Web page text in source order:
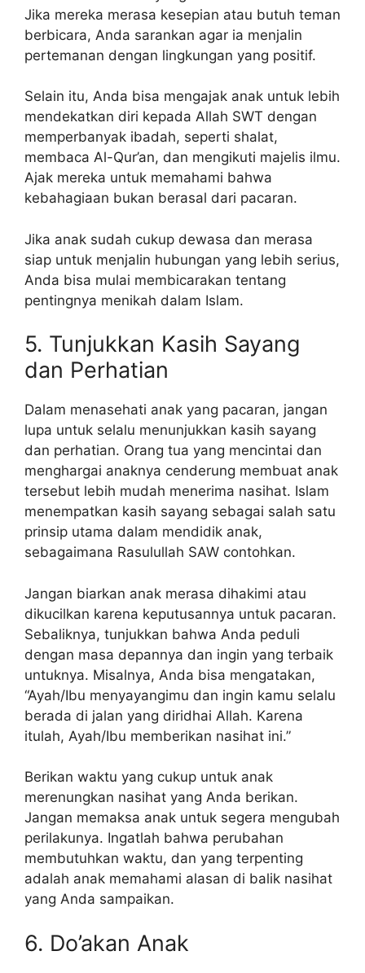
Jika mereka merasa kesepian atau butuh teman
berbicara, Anda sarankan agar ia menjalin
pertemanan dengan lingkungan yang positif.
Selain itu, Anda bisa mengajak anak untuk lebih
mendekatkan diri kepada Allah SWT dengan
memperbanyak ibadah, seperti shalat,
membaca Al-Qur’an, dan mengikuti majelis ilmu.
Ajak mereka untuk memahami bahwa
kebahagiaan bukan berasal dari pacaran.
Jika anak sudah cukup dewasa dan merasa
siap untuk menjalin hubungan yang lebih serius,
Anda bisa mulai membicarakan tentang
pentingnya menikah dalam Islam.
5. Tunjukkan Kasih Sayang
dan Perhatian
Dalam menasehati anak yang pacaran, jangan
lupa untuk selalu menunjukkan kasih sayang
dan perhatian. Orang tua yang mencintai dan
menghargai anaknya cenderung membuat anak
tersebut lebih mudah menerima nasihat. Islam
menempatkan kasih sayang sebagai salah satu
prinsip utama dalam mendidik anak,
sebagaimana Rasulullah SAW contohkan.
Jangan biarkan anak merasa dihakimi atau
dikucilkan karena keputusannya untuk pacaran.
Sebaliknya, tunjukkan bahwa Anda peduli
dengan masa depannya dan ingin yang terbaik
untuknya. Misalnya, Anda bisa mengatakan,
“Ayah/Ibu menyayangimu dan ingin kamu selalu
berada di jalan yang diridhai Allah. Karena
itulah, Ayah/Ibu memberikan nasihat ini.”
Berikan waktu yang cukup untuk anak
merenungkan nasihat yang Anda berikan.
Jangan memaksa anak untuk segera mengubah
perilakunya. Ingatlah bahwa perubahan
membutuhkan waktu, dan yang terpenting
adalah anak memahami alasan di balik nasihat
yang Anda sampaikan.
6. Do’akan Anak